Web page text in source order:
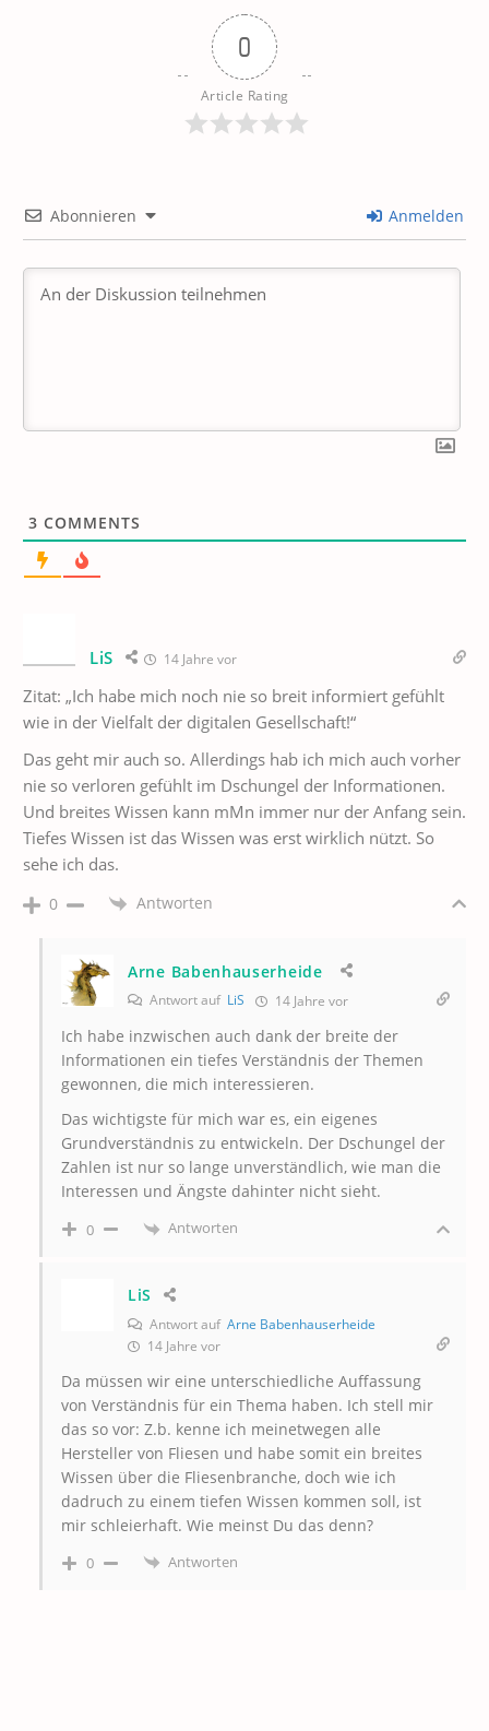
0
Article Rating
Abonnieren Anmelden
3 COMMENTS
LiS 14 Jahre vor
Zitat: „Ich habe mich noch nie so breit informiert gefühlt
wie in der Vielfalt der digitalen Gesellschaft!“
Das geht mir auch so. Allerdings hab ich mich auch vorher
nie so verloren gefühlt im Dschungel der Informationen.
Und breites Wissen kann mMn immer nur der Anfang sein.
Tiefes Wissen ist das Wissen was erst wirklich nützt. So
sehe ich das.
0 Antworten
Arne Babenhauserheide
Antwort auf LiS 14 Jahre vor
Ich habe inzwischen auch dank der breite der
Informationen ein tiefes Verständnis der Themen
gewonnen, die mich interessieren.
Das wichtigste für mich war es, ein eigenes
Grundverständnis zu entwickeln. Der Dschungel der
Zahlen ist nur so lange unverständlich, wie man die
Interessen und Ängste dahinter nicht sieht.
0 Antworten
LiS
Antwort auf Arne Babenhauserheide
14 Jahre vor
Da müssen wir eine unterschiedliche Auffassung
von Verständnis für ein Thema haben. Ich stell mir
das so vor: Z.b. kenne ich meinetwegen alle
Hersteller von Fliesen und habe somit ein breites
Wissen über die Fliesenbranche, doch wie ich
dadruch zu einem tiefen Wissen kommen soll, ist
mir schleierhaft. Wie meinst Du das denn?
0 Antworten